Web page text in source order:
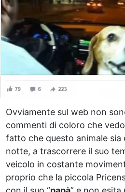
Ovviamente sul web non
commenti di coloro che
fatto che questo animale
notte, a trascorrere il suo
veicolo in costante
proprio che la piccola